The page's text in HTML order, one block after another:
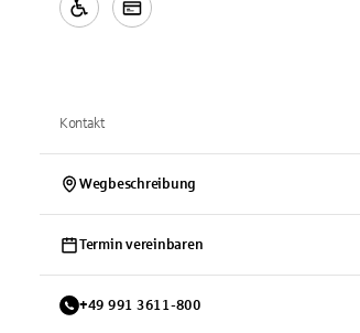
Kontakt
Wegbeschreibung
Termin vereinbaren
+49 991 3611-800